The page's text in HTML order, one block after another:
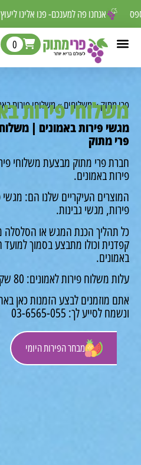
אנחנו פה למענכם- פנו אלינו לפספס
מבחר הפירות היומי
0
»משלוחים»משלוחי פירות באמונים
פירות
פירות באמונים | משלוחי
מתוק
פרי מתוק מבצעת משלוחי פירות
באמונים.
העיקריים שלנו הם: מגשי
מגשי גבינות.
הכנת המגש או הסלסלה
וכולו מתבצע בסמוך למועד הגעת
פירות לאמונים: 80 שקלים
מוזמנים לבצע הזמנות כאן באתר
לך: 03-6565-055